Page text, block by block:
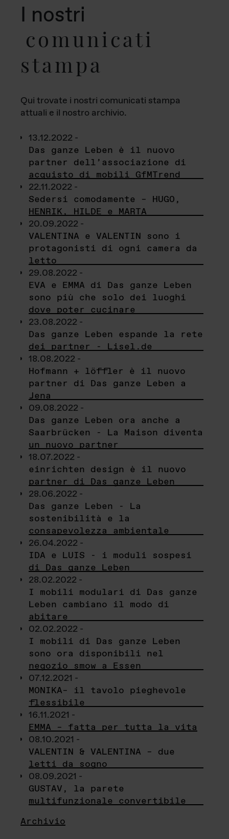
I nostri
comunicati
stampa
Qui trovate i nostri comunicati stampa
attuali e il nostro archivio.
13.12.2022 -
Das ganze Leben è il nuovo
partner dell’associazione di
acquisto di mobili GfMTrend
22.11.2022 -
Sedersi comodamente – HUGO,
HENRIK, HILDE e MARTA
20.09.2022 -
VALENTINA e VALENTIN sono i
protagonisti di ogni camera da
letto
29.08.2022 -
EVA e EMMA di Das ganze Leben
sono più che solo dei luoghi
dove poter cucinare
23.08.2022 -
Das ganze Leben espande la rete
dei partner - Lisel.de
18.08.2022 -
Hofmann + löffler è il nuovo
partner di Das ganze Leben a
Jena
09.08.2022 -
Das ganze Leben ora anche a
Saarbrücken - La Maison diventa
un nuovo partner
18.07.2022 -
einrichten design è il nuovo
partner di Das ganze Leben
28.06.2022 -
Das ganze Leben - La
sostenibilità e la
consapevolezza ambientale
26.04.2022 -
IDA e LUIS - i moduli sospesi
di Das ganze Leben
28.02.2022 -
I mobili modulari di Das ganze
Leben cambiano il modo di
abitare
02.02.2022 -
I mobili di Das ganze Leben
sono ora disponibili nel
negozio smow a Essen
07.12.2021 -
MONIKA– il tavolo pieghevole
flessibile
16.11.2021 -
EMMA – fatta per tutta la vita
08.10.2021 -
VALENTIN & VALENTINA – due
letti da sogno
08.09.2021 -
GUSTAV, la parete
multifunzionale convertibile
Archivio